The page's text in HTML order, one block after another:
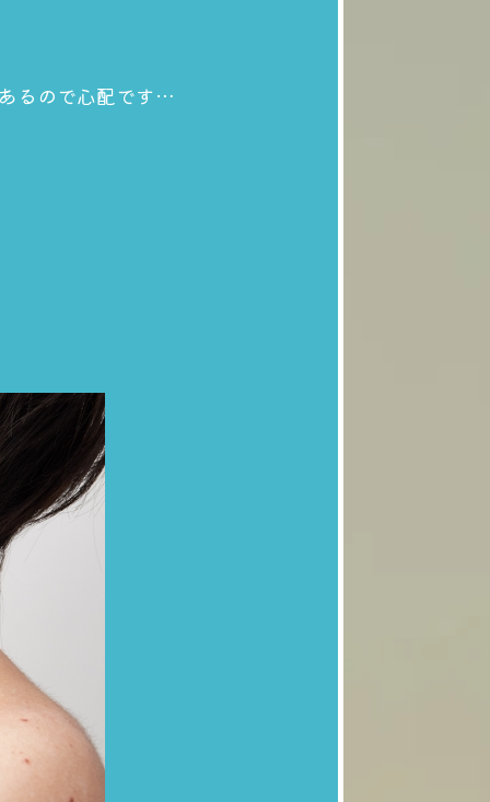
るので心配です…